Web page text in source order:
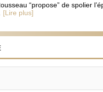
“propose” de spolier
[Lire plus]